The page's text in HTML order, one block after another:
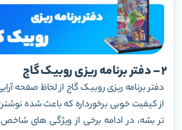
2 – دفتر برنامه ریزی روبیک گاج
دفتر برنامه ریزی روبیک گاج از لحاظ صفحه
از کیفیت خوبی برخورداره که باعث شده نوشتن
تر بشه، در ادامه برخی از ویژگی های شاخص